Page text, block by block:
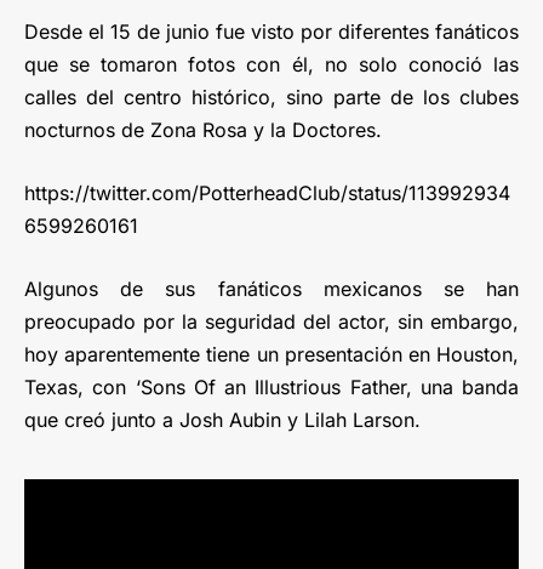
Desde el 15 de junio fue visto por diferentes fanáticos
que se tomaron fotos con él, no solo conoció las
calles del centro histórico, sino parte de los clubes
nocturnos de Zona Rosa y la Doctores.
https://twitter.com/PotterheadClub/status/113992934
6599260161
Algunos de sus fanáticos mexicanos se han
preocupado por la seguridad del actor, sin embargo,
hoy aparentemente tiene un presentación en Houston,
Texas, con ‘Sons Of an Illustrious Father, una banda
que creó junto a Josh Aubin y Lilah Larson.